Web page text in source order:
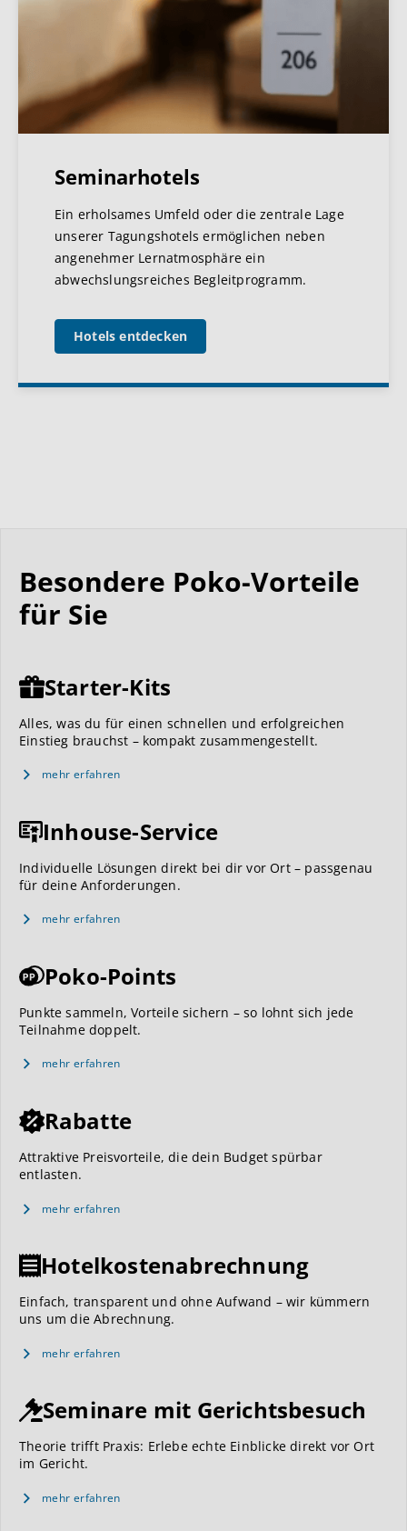
Seminarhotels
Ein erholsames Umfeld oder die zentrale Lage
unserer Tagungshotels ermöglichen neben
angenehmer Lernatmosphäre ein
abwechslungsreiches Begleitprogramm.
Hotels entdecken
Besondere Poko-Vorteile
für Sie
Starter-Kits
Alles, was du für einen schnellen und erfolgreichen
Einstieg brauchst – kompakt zusammengestellt.
mehr erfahren
Inhouse-Service
Individuelle Lösungen direkt bei dir vor Ort – passgenau
für deine Anforderungen.
mehr erfahren
Poko-Points
Punkte sammeln, Vorteile sichern – so lohnt sich jede
Teilnahme doppelt.
mehr erfahren
Rabatte
Attraktive Preisvorteile, die dein Budget spürbar
entlasten.
mehr erfahren
Hotelkostenabrechnung
Einfach, transparent und ohne Aufwand – wir kümmern
uns um die Abrechnung.
mehr erfahren
Seminare mit Gerichtsbesuch
Theorie trifft Praxis: Erlebe echte Einblicke direkt vor Ort
im Gericht.
mehr erfahren